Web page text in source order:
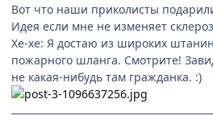
Вот что наши приколисты
Идея если мне не изменяет
Хе-хе: Я достаю из широких
пожарного шланга. Смотрите!
не какая-нибудь там гражданка. :)